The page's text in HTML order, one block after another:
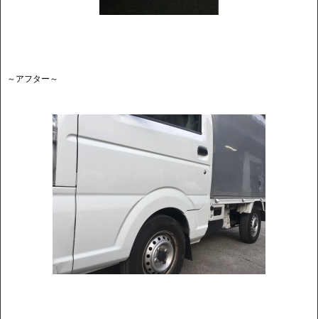
～アフター～